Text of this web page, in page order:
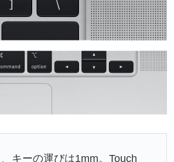
キーの運びは1mm。Touch